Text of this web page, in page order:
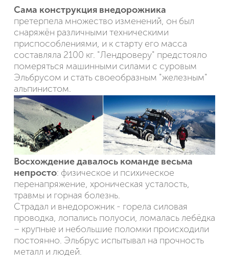
Сама конструкция внедорожника
претерпела множество изменений, он был
снаряжён различными техническими
приспособлениями, и к старту его масса
составляла 2100 кг. "Лендроверу" предстояло
померяться машинными силами с суровым
Эльбрусом и стать своеобразным "железным"
альпинистом.
Восхождение давалось команде весьма
непросто: физическое и психическое
перенапряжение, хроническая усталость,
травмы и горная болезнь.
Страдал и внедорожник - горела силовая
проводка, лопались полуоси, ломалась лебёдка
– крупные и небольшие поломки происходили
постоянно. Эльбрус испытывал на прочность
металл и людей.